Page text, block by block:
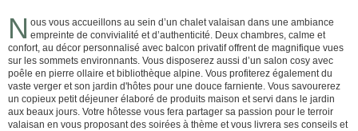
N ous vous accueillons au sein d’un chalet valaisan dans une ambiance
empreinte de convivialité et d’authenticité. Deux chambres, calme et
confort, au décor personnalisé avec balcon privatif offrent de magnifique vues
sur les sommets environnants. Vous disposerez aussi d’un salon cosy avec
poêle en pierre ollaire et bibliothèque alpine. Vous profiterez également du
vaste verger et son jardin d'hôtes pour une douce farniente. Vous savourerez
un copieux petit déjeuner élaboré de produits maison et servi dans le jardin
aux beaux jours. Votre hôtesse vous fera partager sa passion pour le terroir
valaisan en vous proposant des soirées à thème et vous livrera ses conseils et